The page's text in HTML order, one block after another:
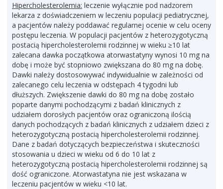
Hipercholesterolemia: leczenie wyłącznie pod nadzorem
lekarza z doświadczeniem w leczeniu populacji pediatrycznej,
a pacjentów należy poddawać regularnej ocenie w celu oceny
postępu leczenia. W populacji pacjentów z heterozygotyczną
postacią hipercholesterolemii rodzinnej w wieku ≥10 lat
zalecana dawka początkowa atorwastatyny wynosi 10 mg na
dobę i może być stopniowo zwiększana do 80 mg na dobę.
Dawki należy dostosowywać indywidualnie w zależności od
zalecanego celu leczenia w odstępach 4 tygodni lub
dłuższych. Zwiększenie dawki do 80 mg na dobę zostało
poparte danymi pochodzącymi z badań klinicznych z
udziałem dorosłych pacjentów oraz ograniczoną ilością
danych pochodzących z badań klinicznych z udziałem dzieci z
heterozygotyczną postacią hipercholesterolemii rodzinnej.
Dane z badań dotyczących bezpieczeństwa i skuteczności
stosowania u dzieci w wieku od 6 do 10 lat z
heterozygotyczną postacią hipercholesterolemii rodzinnej są
dość ograniczone. Atorwastatyna nie jest wskazana w
leczeniu pacjentów w wieku <10 lat.